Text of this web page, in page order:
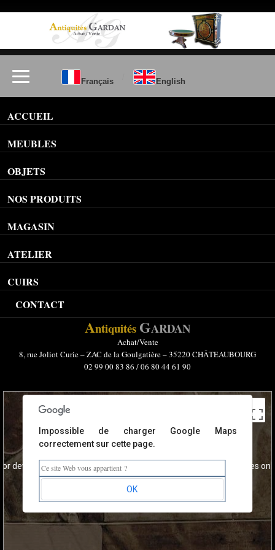
Français English
ACCUEIL
MEUBLES
OBJETS
NOS PRODUITS
MAGASIN
ATELIER
CUIRS
CONTACT
Antiquités GARDAN
Achat/Vente
8, rue Joliot Curie –ZAC de la Goulgatière –35220 CHÂTEAUBOURG
02 99 00 83 86 / 06 80 44 61 90
development purposes only For development purposes
Impossible de charger Google Maps
correctement sur cette page.
Ce site Web vous appartient ?
OK